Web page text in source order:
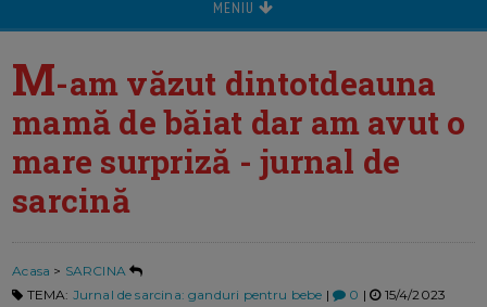
MENIU
M-am văzut dintotdeauna
mamă de băiat dar am avut o
mare surpriză - jurnal de
sarcină
Acasa > SARCINA
TEMA: Jurnal de sarcina: ganduri pentru bebe | 0 | 15/4/2023